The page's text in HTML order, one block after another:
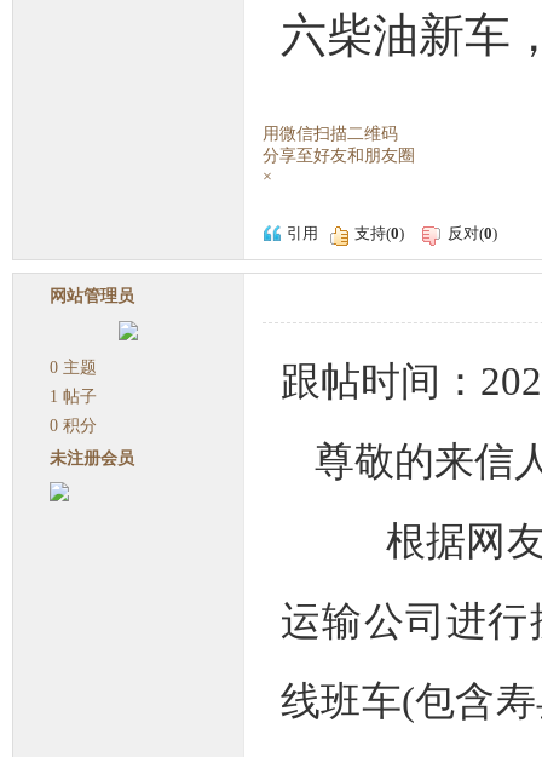
六柴油新车
用微信扫描二维码
分享至好友和朋友圈
×
引用 支持(0) 反对(0)
网站管理员
0 主题
1 帖子
0 积分
未注册会员
跟帖时间：
尊敬的来信
根据网友
运输公司进
线班车(包含